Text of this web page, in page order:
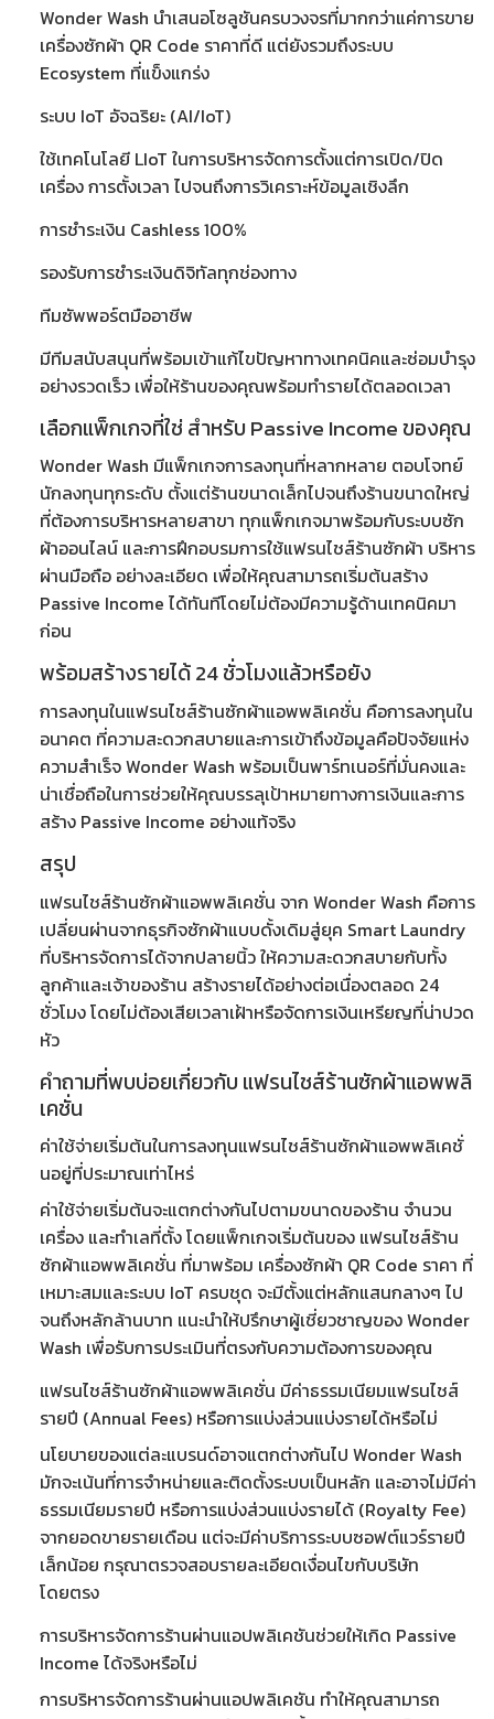
Wonder Wash นำเสนอโซลูชันครบวงจรที่มากกว่าแค่การขาย
เครื่องซักผ้า QR Code ราคาที่ดี แต่ยังรวมถึงระบบ
Ecosystem ที่แข็งแกร่ง
ระบบ IoT อัจฉริยะ (AI/IoT)
ใช้เทคโนโลยี LIoT ในการบริหารจัดการตั้งแต่การเปิด/ปิด
เครื่อง การตั้งเวลา ไปจนถึงการวิเคราะห์ข้อมูลเชิงลึก
การชำระเงิน Cashless 100%
รองรับการชำระเงินดิจิทัลทุกช่องทาง
ทีมซัพพอร์ตมืออาชีพ
มีทีมสนับสนุนที่พร้อมเข้าแก้ไขปัญหาทางเทคนิคและซ่อมบำรุง
อย่างรวดเร็ว เพื่อให้ร้านของคุณพร้อมทำรายได้ตลอดเวลา
เลือกแพ็กเกจที่ใช่ สำหรับ Passive Income ของคุณ
Wonder Wash มีแพ็กเกจการลงทุนที่หลากหลาย ตอบโจทย์
นักลงทุนทุกระดับ ตั้งแต่ร้านขนาดเล็กไปจนถึงร้านขนาดใหญ่
ที่ต้องการบริหารหลายสาขา ทุกแพ็กเกจมาพร้อมกับระบบซัก
ผ้าออนไลน์และการฝึกอบรมการใช้แฟรนไชส์ร้านซักผ้า บริหาร
ผ่านมือถืออย่างละเอียด เพื่อให้คุณสามารถเริ่มต้นสร้าง
Passive Income ได้ทันทีโดยไม่ต้องมีความรู้ด้านเทคนิคมา
ก่อน
พร้อมสร้างรายได้ 24 ชั่วโมงแล้วหรือยัง
การลงทุนในแฟรนไชส์ร้านซักผ้าแอพพลิเคชั่น คือการลงทุนใน
อนาคต ที่ความสะดวกสบายและการเข้าถึงข้อมูลคือปัจจัยแห่ง
ความสำเร็จ Wonder Wash พร้อมเป็นพาร์ทเนอร์ที่มั่นคงและ
น่าเชื่อถือในการช่วยให้คุณบรรลุเป้าหมายทางการเงินและการ
สร้าง Passive Income อย่างแท้จริง
สรุป
แฟรนไชส์ร้านซักผ้าแอพพลิเคชั่น จาก Wonder Wash คือการ
เปลี่ยนผ่านจากธุรกิจซักผ้าแบบดั้งเดิมสู่ยุค Smart Laundry
ที่บริหารจัดการได้จากปลายนิ้ว ให้ความสะดวกสบายกับทั้ง
ลูกค้าและเจ้าของร้าน สร้างรายได้อย่างต่อเนื่องตลอด 24
ชั่วโมง โดยไม่ต้องเสียเวลาเฝ้าหรือจัดการเงินเหรียญที่น่าปวด
หัว
คำถามที่พบบ่อยเกี่ยวกับ แฟรนไชส์ร้านซักผ้าแอพพลิ
เคชั่น
ค่าใช้จ่ายเริ่มต้นในการลงทุนแฟรนไชส์ร้านซักผ้าแอพพลิเคชั่
นอยู่ที่ประมาณเท่าไหร่
ค่าใช้จ่ายเริ่มต้นจะแตกต่างกันไปตามขนาดของร้าน จำนวน
เครื่อง และทำเลที่ตั้ง โดยแพ็กเกจเริ่มต้นของ แฟรนไชส์ร้าน
ซักผ้าแอพพลิเคชั่น ที่มาพร้อม เครื่องซักผ้า QR Code ราคา ที่
เหมาะสมและระบบ IoT ครบชุด จะมีตั้งแต่หลักแสนกลางๆ ไป
จนถึงหลักล้านบาท แนะนำให้ปรึกษาผู้เชี่ยวชาญของ Wonder
Wash เพื่อรับการประเมินที่ตรงกับความต้องการของคุณ
แฟรนไชส์ร้านซักผ้าแอพพลิเคชั่น มีค่าธรรมเนียมแฟรนไชส์
รายปี (Annual Fees) หรือการแบ่งส่วนแบ่งรายได้หรือไม่
นโยบายของแต่ละแบรนด์อาจแตกต่างกันไป Wonder Wash
มักจะเน้นที่การจำหน่ายและติดตั้งระบบเป็นหลัก และอาจไม่มีค่า
ธรรมเนียมรายปี หรือการแบ่งส่วนแบ่งรายได้ (Royalty Fee)
จากยอดขายรายเดือน แต่จะมีค่าบริการระบบซอฟต์แวร์รายปี
เล็กน้อย กรุณาตรวจสอบรายละเอียดเงื่อนไขกับบริษัท
โดยตรง
การบริหารจัดการร้านผ่านแอปพลิเคชันช่วยให้เกิด Passive
Income ได้จริงหรือไม่
การบริหารจัดการร้านผ่านแอปพลิเคชัน ทำให้คุณสามารถ